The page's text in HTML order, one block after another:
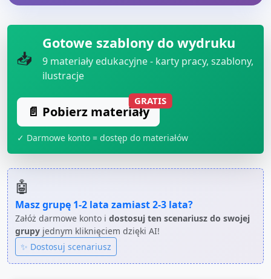
📥
Gotowe szablony do wydruku
9 materiały edukacyjne - karty pracy, szablony,
ilustracje
📄 Pobierz materiały
GRATIS
✓ Darmowe konto = dostęp do materiałów
🤖
Masz grupę 1-2 lata zamiast2-3 lata?
Załóż darmowe konto i dostosuj ten scenariusz do swojej
grupy jednym kliknięciem dzięki AI!
✨ Dostosuj scenariusz